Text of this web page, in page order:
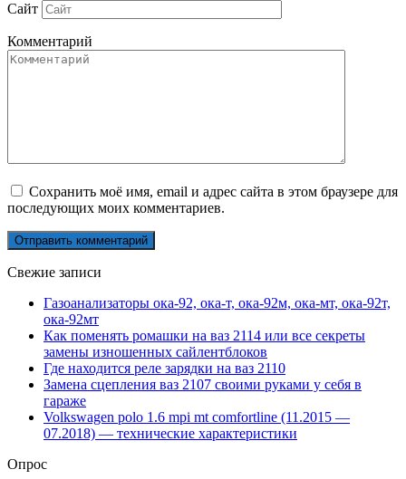
Сайт
Комментарий
Сохранить моё имя, email и адрес сайта в этом браузере для
последующих моих комментариев.
Свежие записи
Газоанализаторы ока-92, ока-т, ока-92м, ока-мт, ока-92т,
ока-92мт
Как поменять ромашки на ваз 2114 или все секреты
замены изношенных сайлентблоков
Где находится реле зарядки на ваз 2110
Замена сцепления ваз 2107 своими руками у себя в
гараже
Volkswagen polo 1.6 mpi mt comfortline (11.2015 —
07.2018) — технические характеристики
Опрос